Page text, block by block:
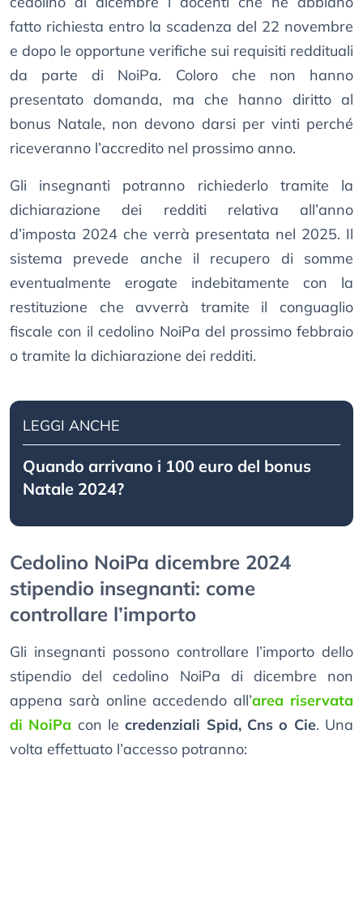
fatto richiesta entro la scadenza del 22 novembre
e dopo le opportune verifiche sui requisiti reddituali
da parte di NoiPa. Coloro che non hanno
presentato domanda, ma che hanno diritto al
bonus Natale, non devono darsi per vinti perché
riceveranno l’accredito nel prossimo anno.
Gli insegnanti potranno richiederlo tramite la
dichiarazione dei redditi relativa all’anno
d’imposta 2024 che verrà presentata nel 2025. Il
sistema prevede anche il recupero di somme
eventualmente erogate indebitamente con la
restituzione che avverrà tramite il conguaglio
fiscale con il cedolino NoiPa del prossimo febbraio
o tramite la dichiarazione dei redditi.
LEGGI ANCHE
Quando arrivano i 100 euro del bonus
Natale 2024?
Cedolino NoiPa dicembre 2024
stipendio insegnanti: come
controllare l’importo
Gli insegnanti possono controllare l’importo dello
stipendio del cedolino NoiPa di dicembre non
appena sarà online accedendo all’area riservata
di NoiPa con lecredenziali Spid, Cns o Cie. Una
volta effettuato l’accesso potranno: